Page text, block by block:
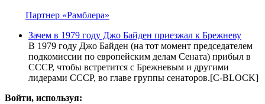
Партнер «Рамблера»
Зачем в 1979 году Джо Байден приезжал к Брежневу
В 1979 году Джо Байден (на тот момент председателем
подкомиссии по европейским делам Сената) прибыл в
СССР, чтобы встретится с Брежневым и другими
лидерами СССР, во главе группы сенаторов.[С-BLOCK]
Войти, используя: